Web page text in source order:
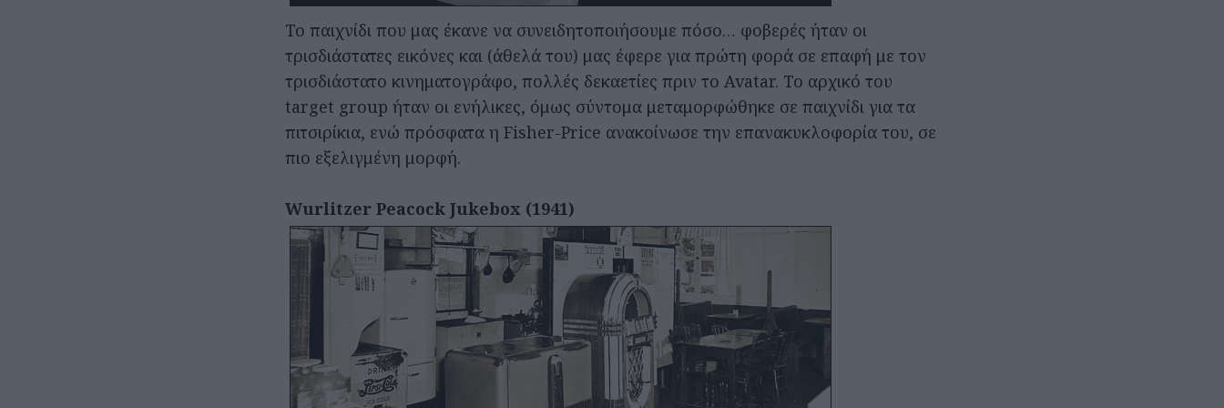
Το παιχνίδι που μας έκανε να συνειδητοποιήσουμε πόσο… φοβερές ήταν οι
τρισδιάστατες εικόνες και (άθελά του) μας έφερε για πρώτη φορά σε επαφή με τον
τρισδιάστατο κινηματογράφο, πολλές δεκαετίες πριν το Avatar. To αρχικό του
target group ήταν οι ενήλικες, όμως σύντομα μεταμορφώθηκε σε παιχνίδι για τα
πιτσιρίκια, ενώ πρόσφατα η Fisher-Price ανακοίνωσε την επανακυκλοφορία του, σε
πιο εξελιγμένη μορφή.
Wurlitzer Peacock Jukebox (1941)